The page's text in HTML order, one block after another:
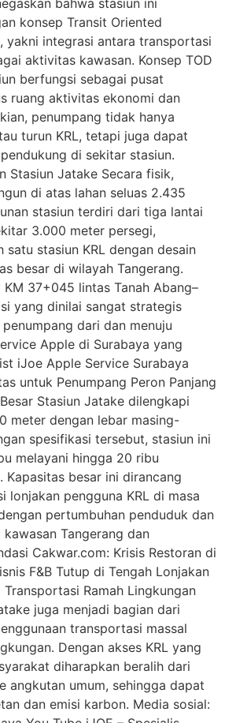
bahwa stasiun ini
konsep Transit Oriented
yakni integrasi antara transportasi
aktivitas kawasan. Konsep TOD
berfungsi sebagai pusat
ruang aktivitas ekonomi dan
penumpang tidak hanya
turun KRL, tetapi juga dapat
di sekitar stasiun.
Stasiun Jatake Secara fisik,
di atas lahan seluas 2.435
stasiun terdiri dari tiga lantai
3.000 meter persegi,
satu stasiun KRL dengan desain
besar di wilayah Tangerang.
37+045 lintas Tanah Abang–
yang dinilai sangat strategis
dari dan menuju
Apple di Surabaya yang
iJoe Apple Service Surabaya
untuk Penumpang Peron Panjang
Stasiun Jatake dilengkapi
meter dengan lebar masing-
spesifikasi tersebut, stasiun ini
melayani hingga 20 ribu
Kapasitas besar ini dirancang
lonjakan pengguna KRL di masa
pertumbuhan penduduk dan
Tangerang dan
Cakwar.com: Krisis Restoran di
F&B Tutup di Tengah Lonjakan
Ramah Lingkungan
juga menjadi bagian dari
transportasi massal
Dengan akses KRL yang
diharapkan beralih dari
angkutan umum, sehingga dapat
dan emisi karbon. Media sosial: